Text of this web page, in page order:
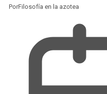
PorFilosofía en la azotea